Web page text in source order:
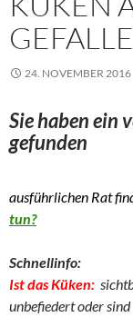
24. NOVEMBER 2016
Sie haben ein
gefunden
ausführlichen Rat
tun?
Schnellinfo:
Ist das Küken:
unbefiedert oder